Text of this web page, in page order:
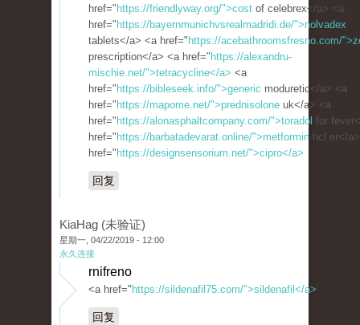
href=" https://friendlyway.org/">cost of celebrex</a> <a
href=" https://bayernmunichvsrealmadridi.de/">nolvadex
tablets</a> <a href=" https://acebathroomsfresno.com/
prescription</a> <a href=" https://alexandru-
mischie.net/">tetracycline</a> <a
href=" https://bibleseek.info/">generic moduretic</a> <a
href=" https://mapome.net/">prednisolone uk</a> <a
href=" https://alonasphaltcompany.com/">toradol for
href=" https://barbatadevarat.online/">metformin hcl er</
href=" https://designsensorium.net/">cipro</a>
回复
KiaHag (未验证)
星期一, 04/22/2019 - 12:00
永久连接
rnifreno
<a href=" https://sildenafil75.com/">sildenafil</a>
回复